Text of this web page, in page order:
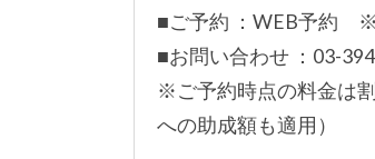
■ご予約 ：WEB予約 ※
■お問い合わせ ：03-
※ご予約時点の料金は
への助成額も適用）